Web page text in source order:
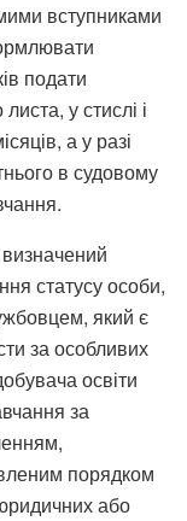
вступниками
подати
у стислі і
а у разі
в судовому
статусу особи,
який є
за особливих
освіти
за
порядком
або